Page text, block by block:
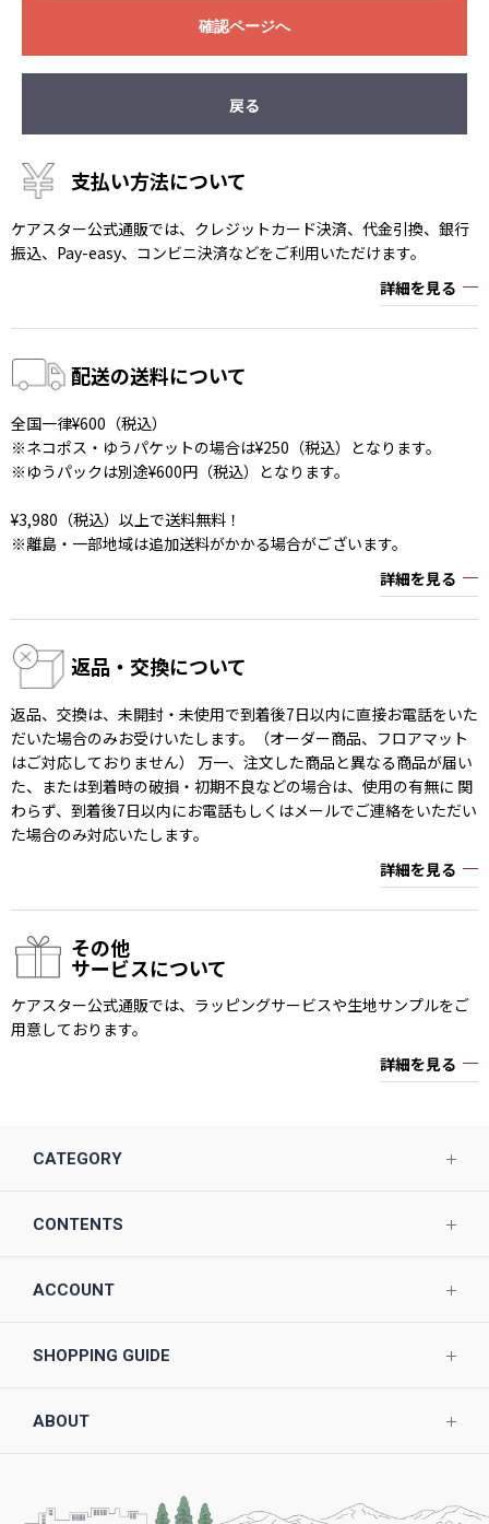
確認ページへ
戻る
支払い方法について
ケアスター公式通販では、クレジットカード決済、代金引換、銀行
振込、Pay-easy、コンビニ決済などをご利用いただけます。
詳細を見る
配送の送料について
全国一律¥600（税込）
※ネコポス・ゆうパケットの場合は¥250（税込）となります。
※ゆうパックは別途¥600円（税込）となります。
¥3,980（税込）以上で送料無料！
※離島・一部地域は追加送料がかかる場合がございます。
詳細を見る
返品・交換について
返品、交換は、未開封・未使用で到着後7日以内に直接お電話をいた
だいた場合のみお受けいたします。（オーダー商品、フロアマット
はご対応しておりません） 万一、注文した商品と異なる商品が届い
た、または到着時の破損・初期不良などの場合は、使用の有無に 関
わらず、到着後7日以内にお電話もしくはメールでご連絡をいただい
た場合のみ対応いたします。
詳細を見る
その他
サービスについて
ケアスター公式通販では、ラッピングサービスや生地サンプルをご
用意しております。
詳細を見る
CATEGORY
CONTENTS
ACCOUNT
SHOPPING GUIDE
ABOUT